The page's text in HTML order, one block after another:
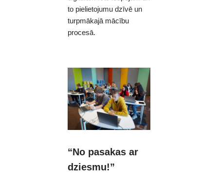
to pielietojumu dzīvē un
turpmākajā mācību
procesā.
“No pasakas ar
dziesmu!”